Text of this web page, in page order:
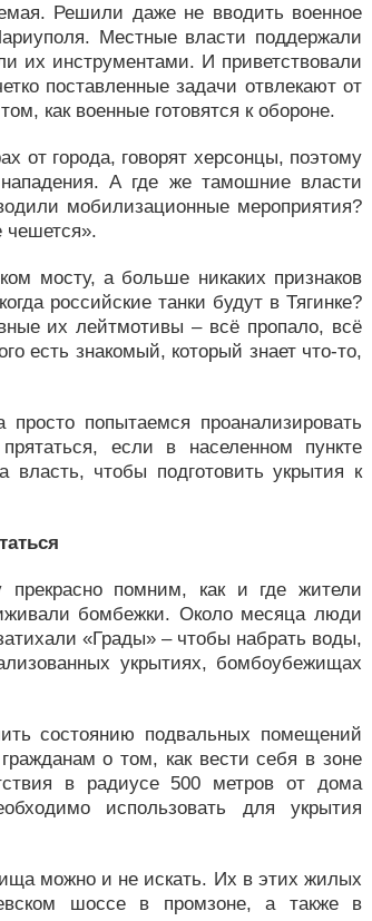
Решили даже не вводить военное
Местные власти поддержали
их инструментами. И приветствовали
поставленные задачи отвлекают от
как военные готовятся к обороне.
от города, говорят херсонцы, поэтому
А где же тамошние власти
мобилизационные мероприятия?
чешется».
мосту, а больше никаких признаков
российские танки будут в Тягинке?
их лейтмотивы – всё пропало, всё
есть знакомый, который знает что-то,
попытаемся проанализировать
если в населенном пункте
чтобы подготовить укрытия к
помним, как и где жители
бомбежки. Около месяца люди
«Грады» – чтобы набрать воды,
укрытиях, бомбоубежищах
состоянию подвальных помещений
о том, как вести себя в зоне
в радиусе 500 метров от дома
использовать для укрытия
можно и не искать. Их в этих жилых
шоссе в промзоне, а также в